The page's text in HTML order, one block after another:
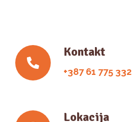
Kontakt
+387 61 775 332
Lokacija